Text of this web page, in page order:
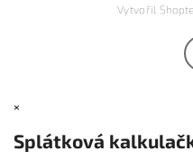
Vytvořil
×
Splátková